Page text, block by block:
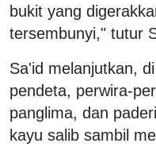
bukit yang
tersembunyi," tutur
Sa'id melanjutkan,
pendeta, perwira-
panglima, dan
kayu salib sambil